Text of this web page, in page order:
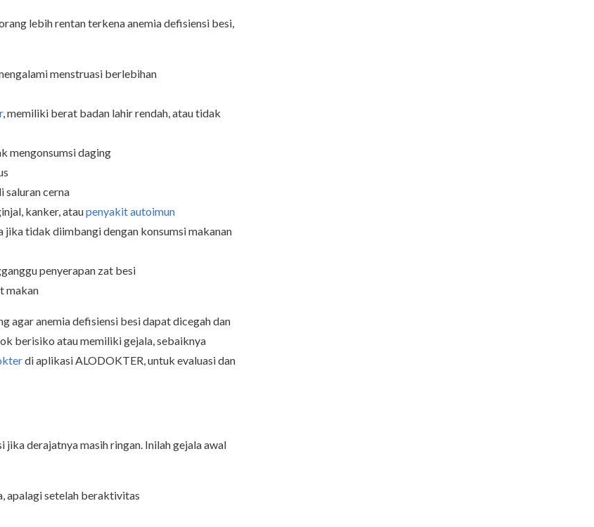
lebih rentan terkena anemia defisiensi besi,
menstruasi berlebihan
, memiliki berat badan lahir rendah, atau tidak
mengonsumsi daging
saluran cerna
kanker, ataupenyakit autoimun
tidak diimbangi dengan konsumsi makanan
penyerapan zat besi
makan
agar anemia defisiensi besi dapat dicegah dan
berisiko atau memiliki gejala, sebaiknya
di aplikasi ALODOKTER, untuk evaluasi dan
derajatnya masih ringan. Inilah gejala awal
apalagi setelah beraktivitas